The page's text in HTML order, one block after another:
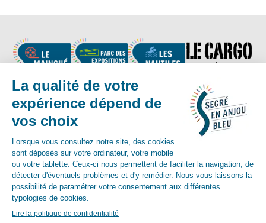
Contact :
02 41 92 17 83
-
contact@segreenanjoubleu.fr
English Allemandespagnol